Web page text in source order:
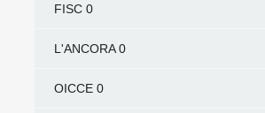
FISC0
L'ANCORA0
OICCE0